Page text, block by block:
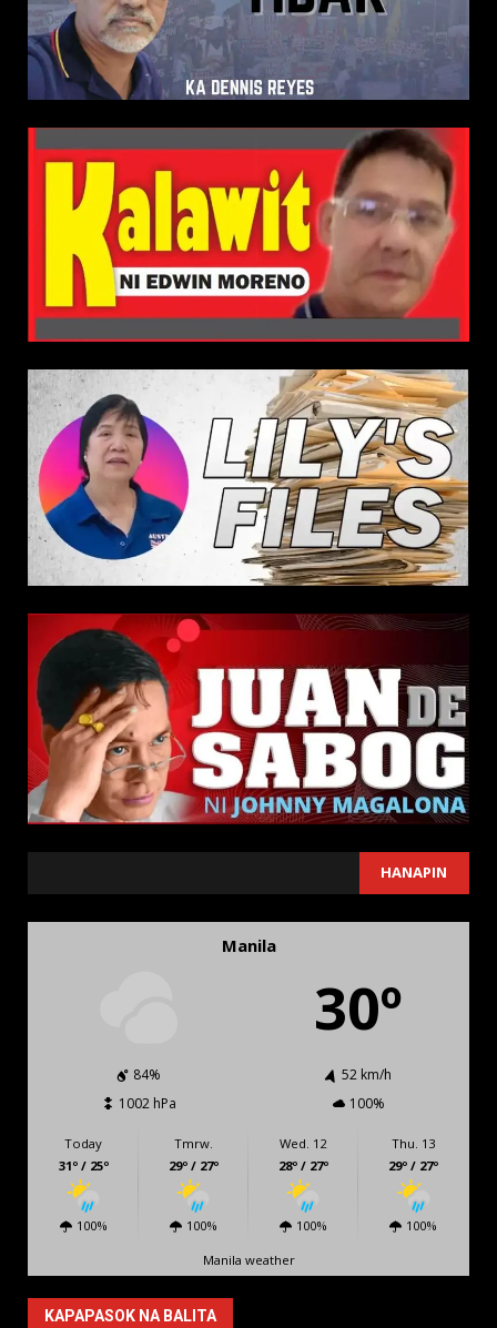
HANAPIN
Manila
30º
84%
52 km/h
1002 hPa
100%
Today
31º / 25º
100%
Tmrw.
29º / 27º
100%
Wed. 12
28º / 27º
100%
Thu. 13
29º / 27º
100%
Manila weather
KAPAPASOK NA BALITA